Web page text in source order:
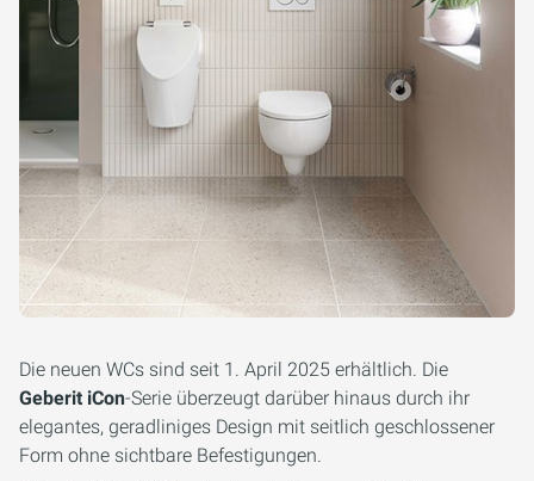
Die neuen WCs sind seit 1. April 2025 erhältlich. Die
Geberit iCon-Serie überzeugt darüber hinaus durch ihr
elegantes, geradliniges Design mit seitlich geschlossener
Form ohne sichtbare Befestigungen.